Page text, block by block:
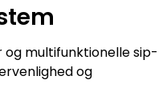
og multifunktionelle sip-
og